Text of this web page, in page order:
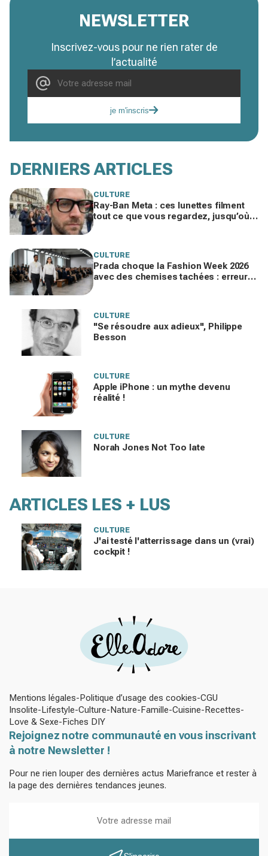
NEWSLETTER
Inscrivez-vous pour ne rien rater de
l’actualité
je m'inscris
DERNIERS ARTICLES
CULTURE
Ray-Ban Meta : ces lunettes filment
tout ce que vous regardez, jusqu’où
CULTURE
Prada choque la Fashion Week 2026
avec des chemises tachées : erreur
CULTURE
"Se résoudre aux adieux", Philippe
Besson
CULTURE
Apple iPhone : un mythe devenu
réalité !
CULTURE
Norah Jones Not Too late
ARTICLES LES + LUS
CULTURE
J'ai testé l'atterrissage dans un (vrai)
cockpit !
Mentions légales Politique d’usage des cookies CGU
Insolite Lifestyle Culture Nature Famille Cuisine Recettes
Love & Sexe Fiches DIY
Rejoignez notre communauté en vous inscrivant
à notre Newsletter !
Pour ne rien louper des dernières actus Mariefrance et rester à
la page des dernières tendances jeunes.